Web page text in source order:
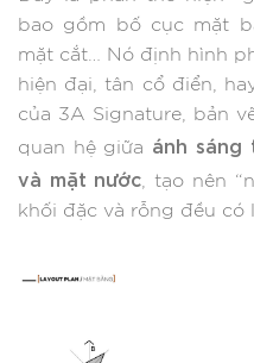
bao gồm bố cục mặt
mặt cắt… Nó định hình
hiện đại, tân cổ điển,
của 3A Signature, bản
quan hệ giữa ánh sáng
và mặt nước , tạo nên
khối đặc và rỗng đều có